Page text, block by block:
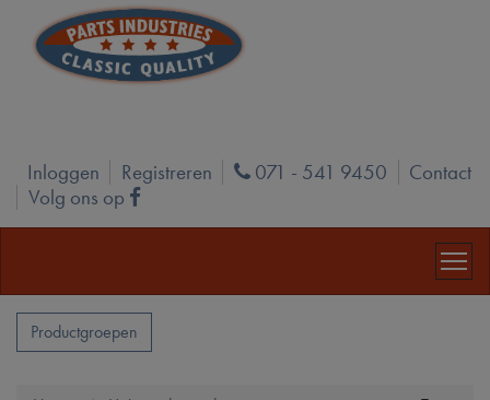
Inloggen Registreren Phone
071 - 541 9450
Contact
Volg ons op
Facebook
Productgroepen